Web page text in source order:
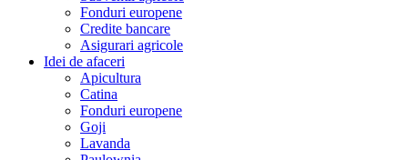
Fonduri europene
Credite bancare
Asigurari agricole
Idei de afaceri
Apicultura
Catina
Fonduri europene
Goji
Lavanda